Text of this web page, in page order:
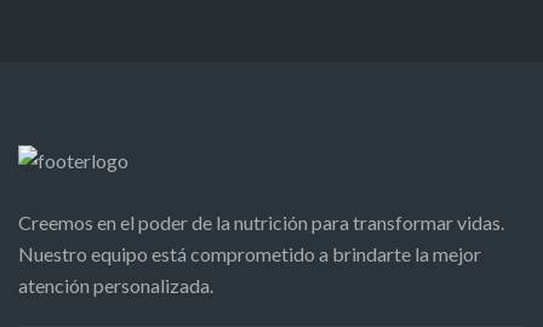
Creemos en el poder de la nutrición para transformar vidas.
Nuestro equipo está comprometido a brindarte la mejor
atención personalizada.